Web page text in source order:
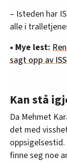
– Isteden har
alle i
• Mye lest:
sagt opp av
Kan stå
Da Mehmet
det med
finne seg noe